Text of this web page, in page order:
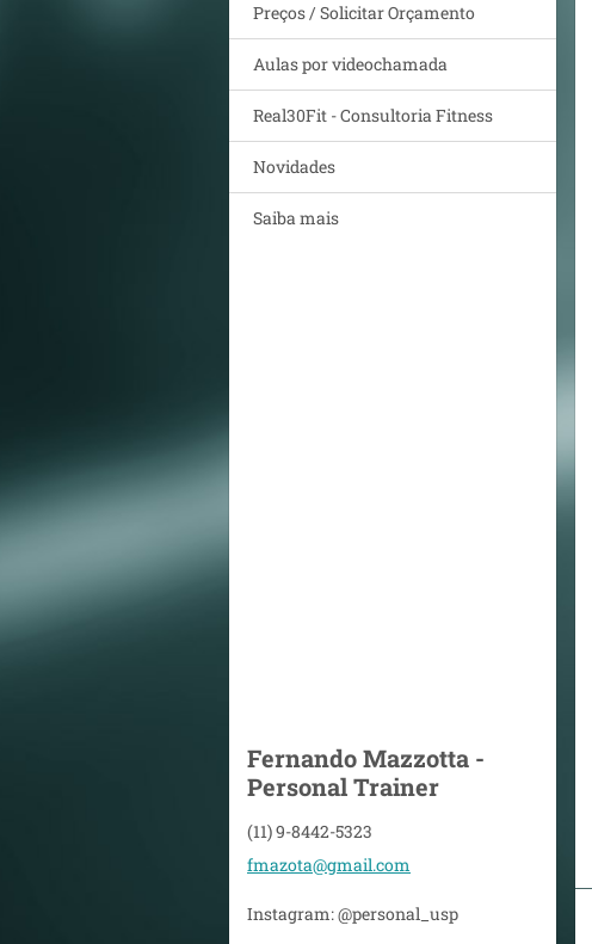
Preços / Solicitar Orçamento
Aulas por videochamada
Real30Fit - Consultoria Fitness
Novidades
Saiba mais
Fernando Mazzotta -
Personal Trainer
(11) 9-8442-5323
fmazota@gmail.com
Instagram: @personal_usp